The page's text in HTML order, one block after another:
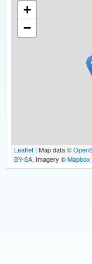
+
−
Leaflet | Map data ©
BY-SA, Imagery ©Mapbox